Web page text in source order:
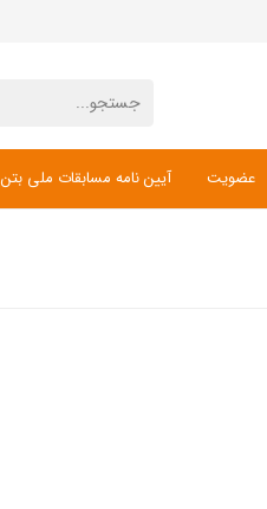
عضویت آیین نامه مسابقات ملی بتن 1404